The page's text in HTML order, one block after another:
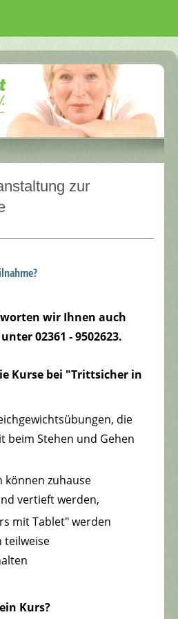
zur
wir Ihnen auch
unter 02361 - 9502623.
Kurse bei "Trittsicher in
die
beim Stehen und Gehen
können zuhause
vertieft werden,
mit Tablet" werden
teilweise
Kurs?